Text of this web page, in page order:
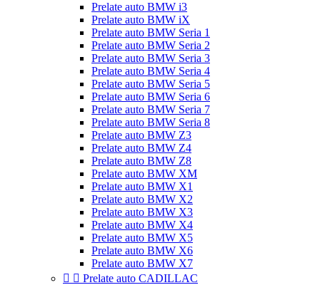
Prelate auto BMW i3
Prelate auto BMW iX
Prelate auto BMW Seria 1
Prelate auto BMW Seria 2
Prelate auto BMW Seria 3
Prelate auto BMW Seria 4
Prelate auto BMW Seria 5
Prelate auto BMW Seria 6
Prelate auto BMW Seria 7
Prelate auto BMW Seria 8
Prelate auto BMW Z3
Prelate auto BMW Z4
Prelate auto BMW Z8
Prelate auto BMW XM
Prelate auto BMW X1
Prelate auto BMW X2
Prelate auto BMW X3
Prelate auto BMW X4
Prelate auto BMW X5
Prelate auto BMW X6
Prelate auto BMW X7
  Prelate auto CADILLAC